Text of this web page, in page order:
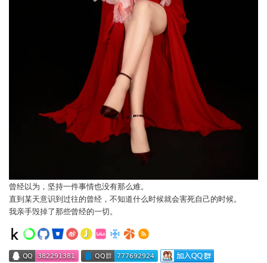
曾经以为，坚持一件事情也没有那么难。
直到某天意识到过往的曾经，不知道什么时候就会害死自己的时候。
我亲手毁掉了那些曾经的一切。